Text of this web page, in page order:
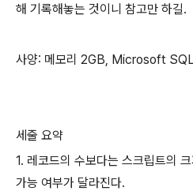
해 기록해놓는 것이니 참고만 하길.
사양: 메모리 2GB, Microsoft
세줄 요약
1. 레코드의 수보다는 스크립트의
가능 여부가 달라진다.